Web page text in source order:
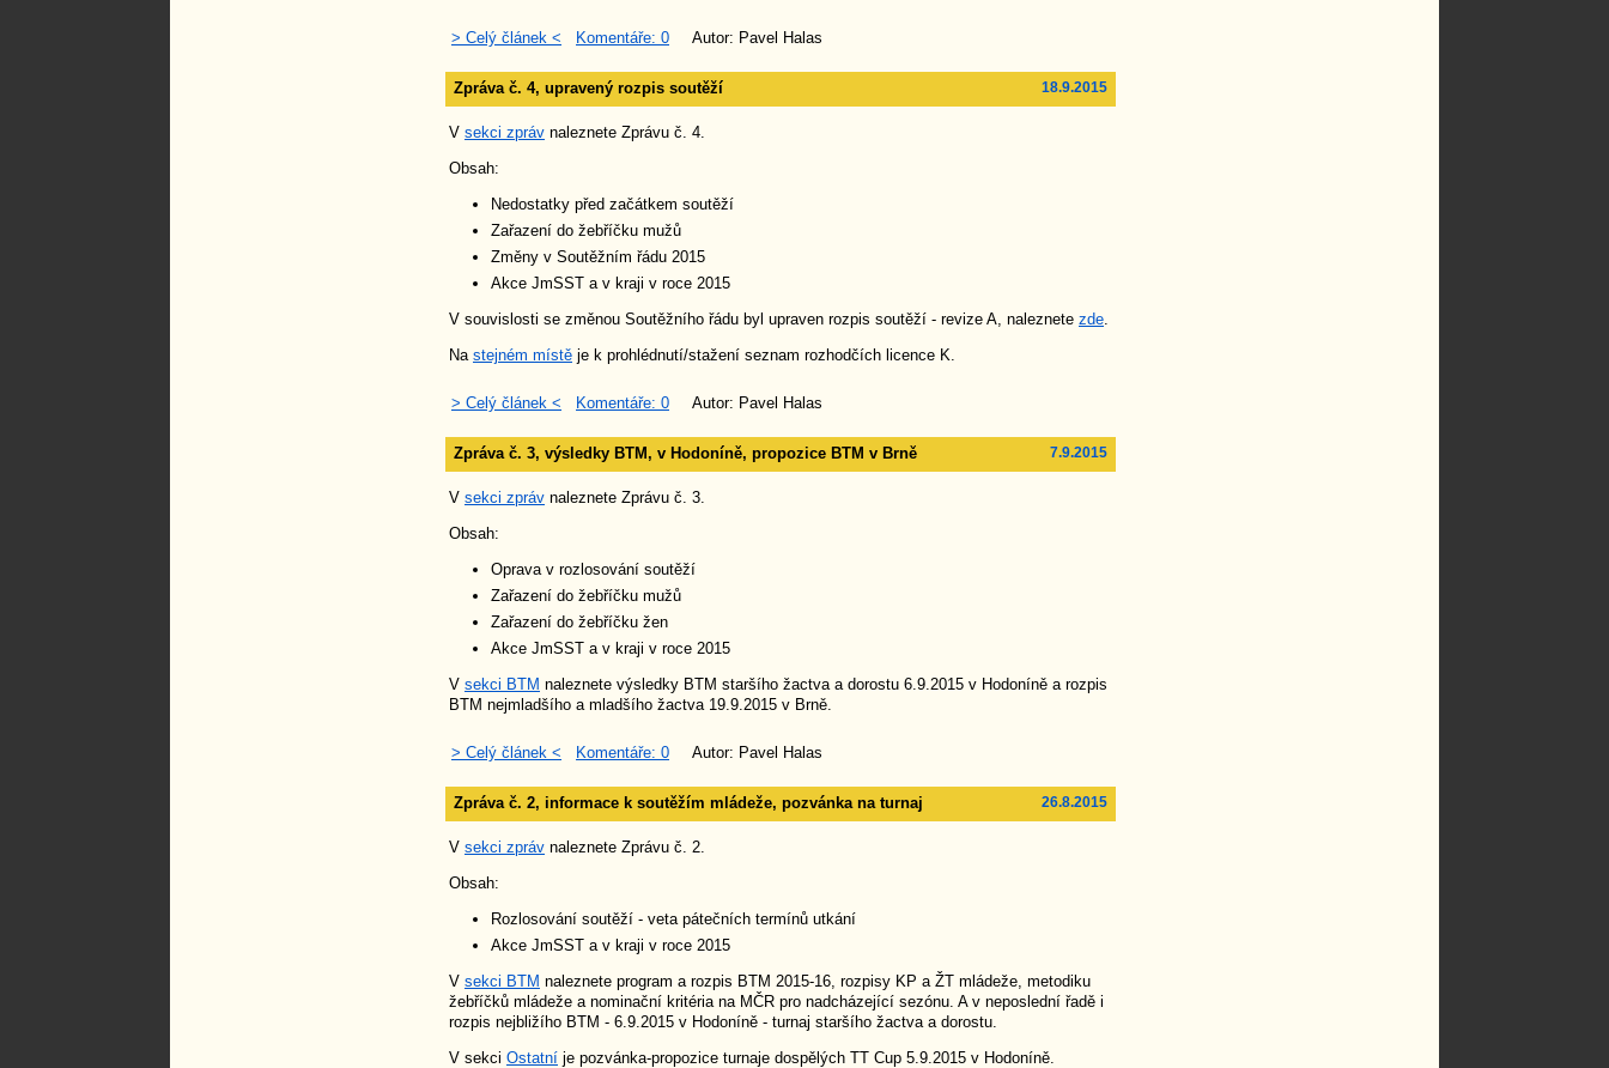
> Celý článek < Komentáře: 0 Autor: Pavel Halas
18.9.2015
Zpráva č. 4, upravený rozpis soutěží
V sekci zpráv naleznete Zprávu č. 4.
Obsah:
Nedostatky před začátkem soutěží
Zařazení do žebříčku mužů
Změny v Soutěžním řádu 2015
Akce JmSST a v kraji v roce 2015
V souvislosti se změnou Soutěžního řádu byl upraven rozpis soutěží - revize A, naleznete zde.
Na stejném místě je k prohlédnutí/stažení seznam rozhodčích licence K.
> Celý článek < Komentáře: 0 Autor: Pavel Halas
7.9.2015
Zpráva č. 3, výsledky BTM, v Hodoníně, propozice BTM v Brně
V sekci zpráv naleznete Zprávu č. 3.
Obsah:
Oprava v rozlosování soutěží
Zařazení do žebříčku mužů
Zařazení do žebříčku žen
Akce JmSST a v kraji v roce 2015
V sekci BTM naleznete výsledky BTM staršího žactva a dorostu 6.9.2015 v Hodoníně a rozpis
BTM nejmladšího a mladšího žactva 19.9.2015 v Brně.
> Celý článek < Komentáře: 0 Autor: Pavel Halas
26.8.2015
Zpráva č. 2, informace k soutěžím mládeže, pozvánka na turnaj
V sekci zpráv naleznete Zprávu č. 2.
Obsah:
Rozlosování soutěží - veta pátečních termínů utkání
Akce JmSST a v kraji v roce 2015
V sekci BTM naleznete program a rozpis BTM 2015-16, rozpisy KP a ŽT mládeže, metodiku
žebříčků mládeže a nominační kritéria na MČR pro nadcházející sezónu. A v neposlední řadě i
rozpis nejbližího BTM - 6.9.2015 v Hodoníně - turnaj staršího žactva a dorostu.
V sekci Ostatní je pozvánka-propozice turnaje dospělých TT Cup 5.9.2015 v Hodoníně.